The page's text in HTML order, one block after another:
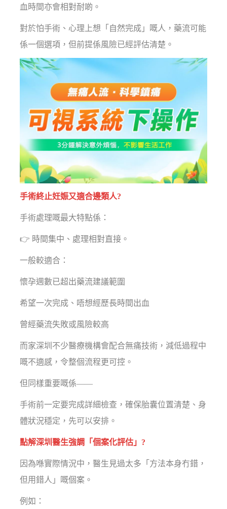
血時間亦會相對耐啲。
對於怕手術、心理上想「自然完成」嘅人，藥流可能
係一個選項，但前提係風險已經評估清楚。
手術終止妊娠又適合邊類人?
手術處理嘅最大特點係：
👉 時間集中、處理相對直接。
一般較適合：
懷孕週數已超出藥流建議範圍
希望一次完成、唔想經歷長時間出血
曾經藥流失敗或風險較高
而家深圳不少醫療機構會配合無痛技術，減低過程中
嘅不適感，令整個流程更可控。
但同樣重要嘅係——
手術前一定要完成詳細檢查，確保胎囊位置清楚、身
體狀況穩定，先可以安排。
點解深圳醫生強調「個案化評估」?
因為喺實際情況中，醫生見過太多「方法本身冇錯，
但用錯人」嘅個案。
例如：